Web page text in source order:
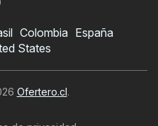
Colombia España
States
Ofertero.cl.